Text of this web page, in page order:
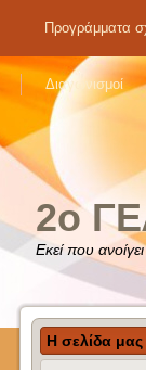
Προγράμματα
Διαγωνισμοί
2o
Εκεί που
Η σελίδα μας